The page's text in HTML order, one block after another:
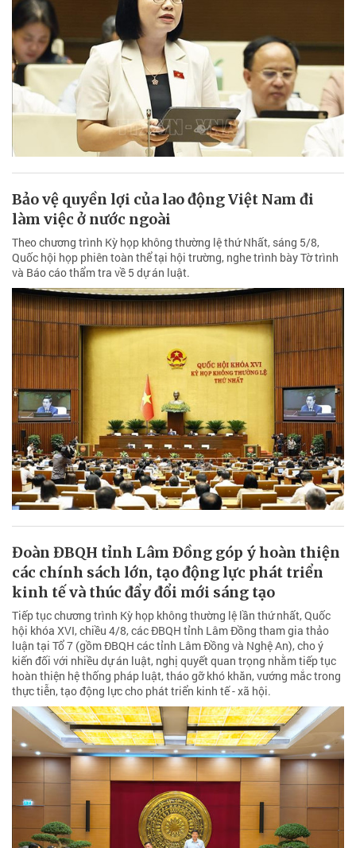
Bảo vệ quyền lợi của lao động Việt Nam đi
làm việc ở nước ngoài
Theo chương trình Kỳ họp không thường lệ thứ Nhất, sáng 5/8,
Quốc hội họp phiên toàn thể tại hội trường, nghe trình bày Tờ trình
và Báo cáo thẩm tra về 5 dự án luật.
Đoàn ĐBQH tỉnh Lâm Đồng góp ý hoàn thiện
các chính sách lớn, tạo động lực phát triển
kinh tế và thúc đẩy đổi mới sáng tạo
Tiếp tục chương trình Kỳ họp không thường lệ lần thứ nhất, Quốc
hội khóa XVI, chiều 4/8, các ĐBQH tỉnh Lâm Đồng tham gia thảo
luận tại Tổ 7 (gồm ĐBQH các tỉnh Lâm Đồng và Nghệ An), cho ý
kiến đối với nhiều dự án luật, nghị quyết quan trọng nhằm tiếp tục
hoàn thiện hệ thống pháp luật, tháo gỡ khó khăn, vướng mắc trong
thực tiễn, tạo động lực cho phát triển kinh tế - xã hội.